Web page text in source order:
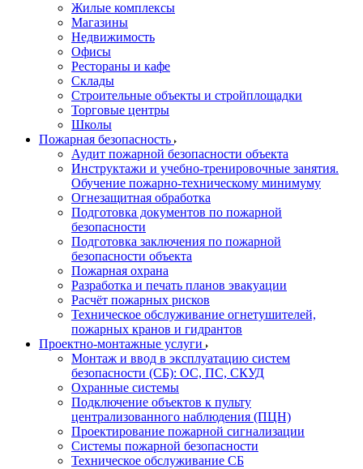
Жилые комплексы
Магазины
Недвижимость
Офисы
Рестораны и кафе
Склады
Строительные объекты и стройплощадки
Торговые центры
Школы
Пожарная безопасность
Аудит пожарной безопасности объекта
Инструктажи и учебно-тренировочные занятия.
Обучение пожарно-техническому минимуму
Огнезащитная обработка
Подготовка документов по пожарной
безопасности
Подготовка заключения по пожарной
безопасности объекта
Пожарная охрана
Разработка и печать планов эвакуации
Расчёт пожарных рисков
Техническое обслуживание огнетушителей,
пожарных кранов и гидрантов
Проектно-монтажные услуги
Монтаж и ввод в эксплуатацию систем
безопасности (СБ): ОС, ПС, СКУД
Охранные системы
Подключение объектов к пульту
централизованного наблюдения (ПЦН)
Проектирование пожарной сигнализации
Системы пожарной безопасности
Техническое обслуживание СБ